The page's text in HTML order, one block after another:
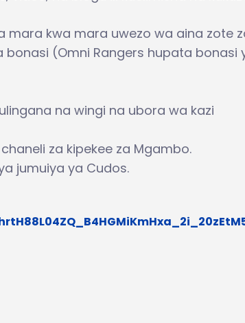
mara kwa mara uwezo wa aina zote
(Omni Rangers hupata bonasi
na wingi na ubora wa kazi
za kipekee za Mgambo.
jumuiya ya Cudos.